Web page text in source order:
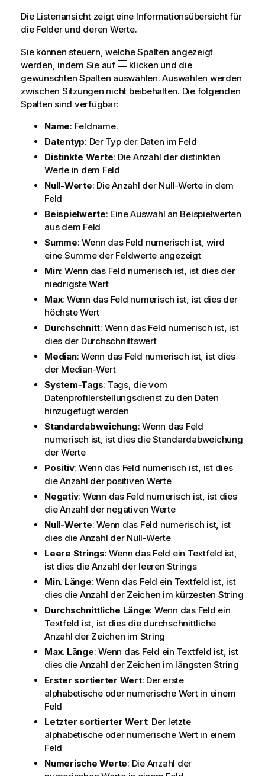
Die Listenansicht zeigt eine Informationsübersicht für
die Felder und deren Werte.
Sie können steuern, welche Spalten angezeigt
werden, indem Sie auf
klicken und die
gewünschten Spalten auswählen. Auswahlen werden
zwischen Sitzungen nicht beibehalten. Die folgenden
Spalten sind verfügbar:
Name: Feldname.
Datentyp: Der Typ der Daten im Feld
Distinkte Werte: Die Anzahl der distinkten
Werte in dem Feld
Null-Werte: Die Anzahl der Null-Werte in dem
Feld
Beispielwerte: Eine Auswahl an Beispielwerten
aus dem Feld
Summe: Wenn das Feld numerisch ist, wird
eine Summe der Feldwerte angezeigt
Min: Wenn das Feld numerisch ist, ist dies der
niedrigste Wert
Max: Wenn das Feld numerisch ist, ist dies der
höchste Wert
Durchschnitt: Wenn das Feld numerisch ist, ist
dies der Durchschnittswert
Median: Wenn das Feld numerisch ist, ist dies
der Median-Wert
System-Tags: Tags, die vom
Datenprofilerstellungsdienst zu den Daten
hinzugefügt werden
Standardabweichung: Wenn das Feld
numerisch ist, ist dies die Standardabweichung
der Werte
Positiv: Wenn das Feld numerisch ist, ist dies
die Anzahl der positiven Werte
Negativ: Wenn das Feld numerisch ist, ist dies
die Anzahl der negativen Werte
Null-Werte: Wenn das Feld numerisch ist, ist
dies die Anzahl der Null-Werte
Leere Strings: Wenn das Feld ein Textfeld ist,
ist dies die Anzahl der leeren Strings
Min. Länge: Wenn das Feld ein Textfeld ist, ist
dies die Anzahl der Zeichen im kürzesten String
Durchschnittliche Länge: Wenn das Feld ein
Textfeld ist, ist dies die durchschnittliche
Anzahl der Zeichen im String
Max. Länge: Wenn das Feld ein Textfeld ist, ist
dies die Anzahl der Zeichen im längsten String
Erster sortierter Wert: Der erste
alphabetische oder numerische Wert in einem
Feld
Letzter sortierter Wert: Der letzte
alphabetische oder numerische Wert in einem
Feld
Numerische Werte: Die Anzahl der